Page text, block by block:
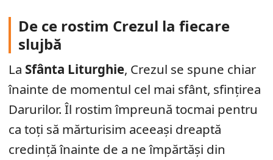
De ce rostim Crezul la fiecare
slujbă
La Sfânta Liturghie, Crezul se spune chiar
înainte de momentul cel mai sfânt, sfințirea
Darurilor. Îl rostim împreună tocmai pentru
ca toți să mărturisim aceeași dreaptă
credință înainte de a ne împărtăși din